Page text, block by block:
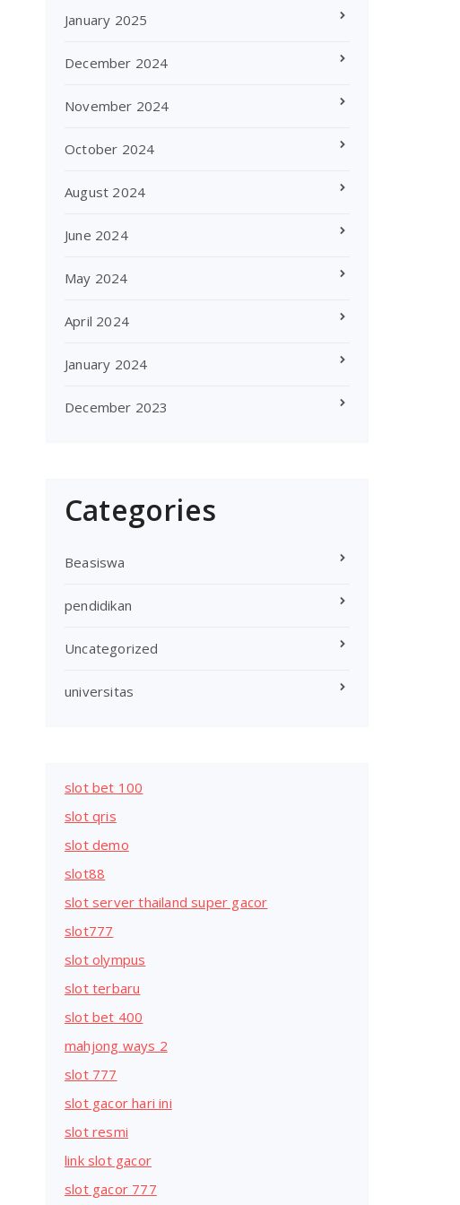
January 2025
December 2024
November 2024
October 2024
August 2024
June 2024
May 2024
April 2024
January 2024
December 2023
Categories
Beasiswa
pendidikan
Uncategorized
universitas
slot bet 100
slot qris
slot demo
slot88
slot server thailand super gacor
slot777
slot olympus
slot terbaru
slot bet 400
mahjong ways 2
slot 777
slot gacor hari ini
slot resmi
link slot gacor
slot gacor 777